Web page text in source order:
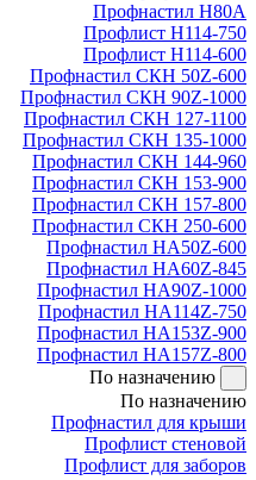
Профнастил Н80А
Профлист Н114-750
Профлист Н114-600
Профнастил СКН 50Z-600
Профнастил СКН 90Z-1000
Профнастил СКН 127-1100
Профнастил СКН 135-1000
Профнастил СКН 144-960
Профнастил СКН 153-900
Профнастил СКН 157-800
Профнастил СКН 250-600
Профнастил НА50Z-600
Профнастил НА60Z-845
Профнастил НА90Z-1000
Профнастил НА114Z-750
Профнастил НА153Z-900
Профнастил НА157Z-800
По назначению
По назначению
Профнастил для крыши
Профлист стеновой
Профлист для заборов